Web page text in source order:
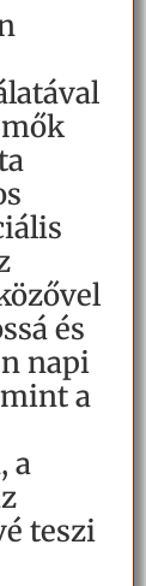
és
napi
a
a
teszi